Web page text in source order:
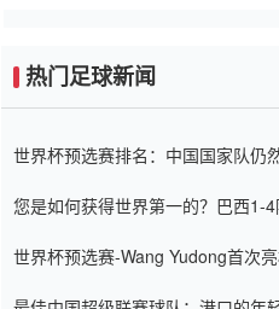
热门足球新闻
世界杯预选赛排名：中国国家队仍
您是如何获得世界第一的？巴西1-
世界杯预选赛-Wang Yudong首次